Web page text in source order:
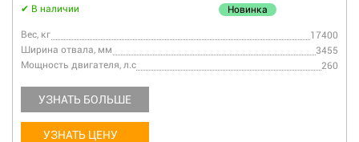
В наличии Новинка
Вес, кг
17400
Ширина отвала, мм
3455
Мощность двигателя, л.с
260
УЗНАТЬ БОЛЬШЕ
УЗНАТЬ ЦЕНУ